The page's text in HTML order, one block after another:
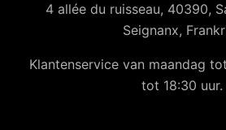
4 allée du ruisseau, 40390,
Seignanx,
Klantenservice van maandag
tot 18:30 uur.